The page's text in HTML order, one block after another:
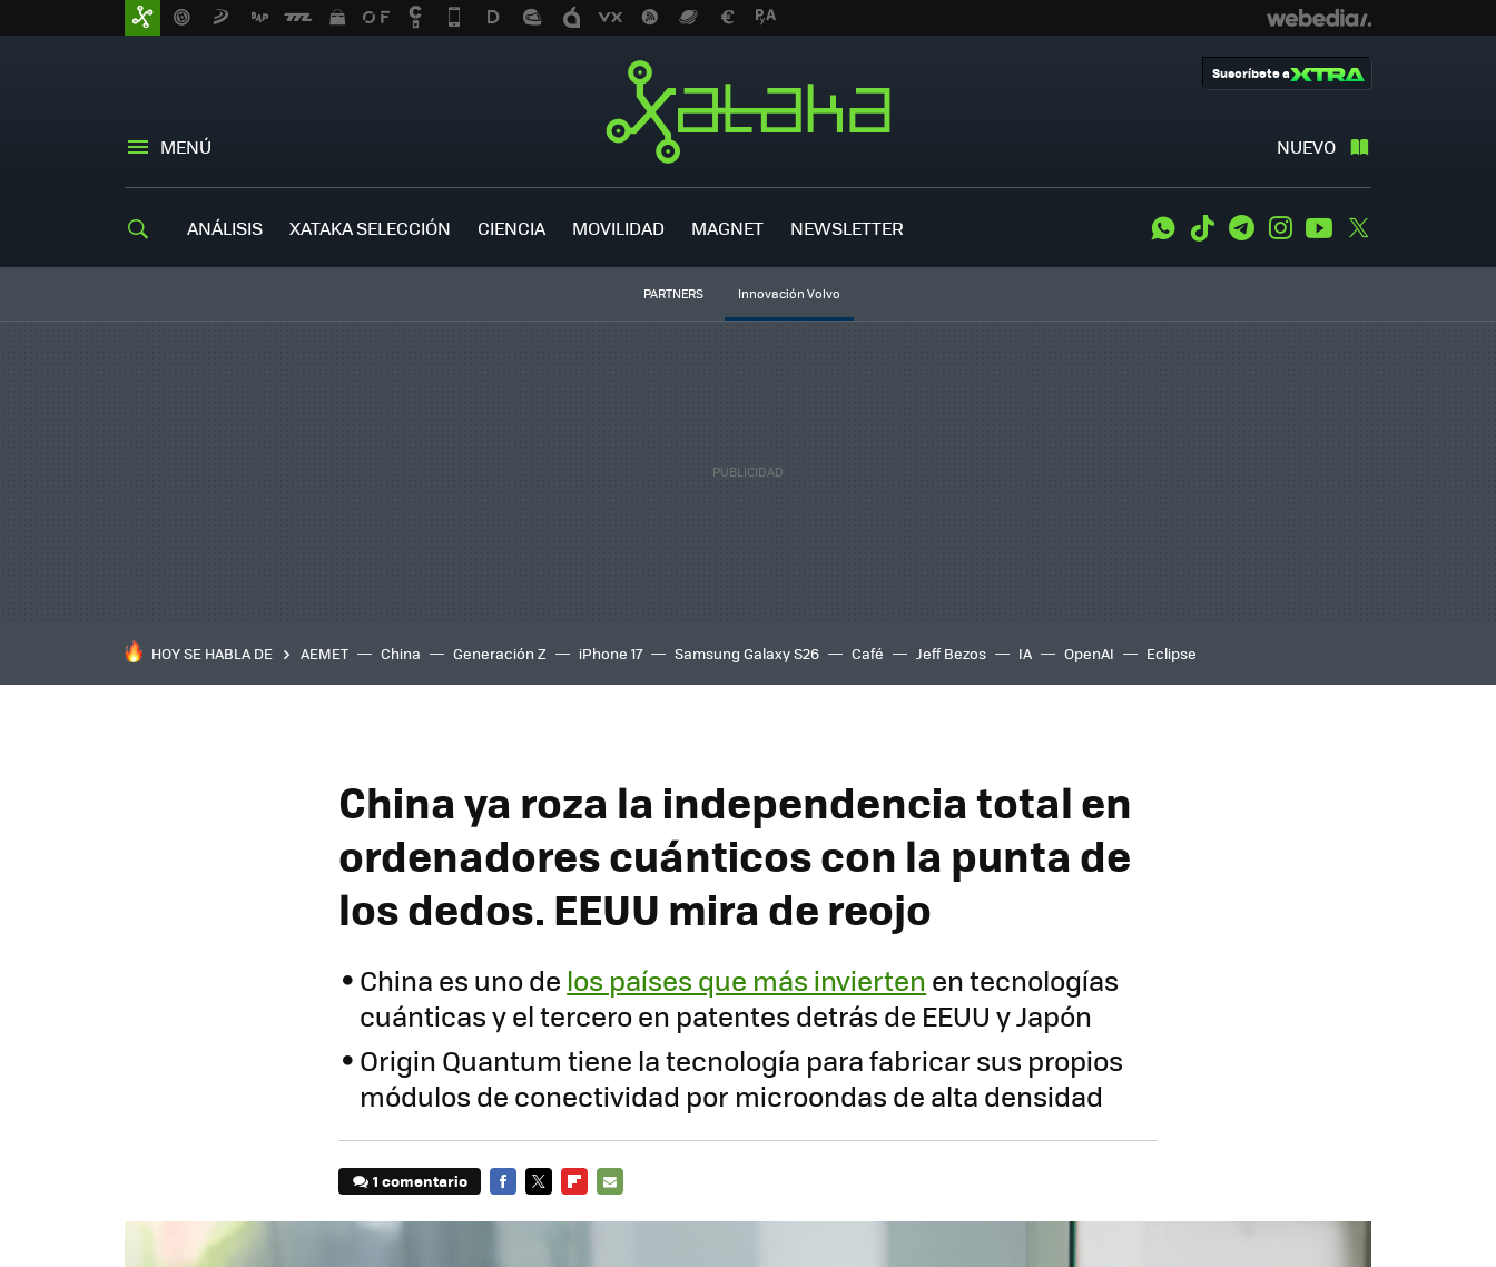
MENÚ NUEVO
Suscríbete a
ANÁLISIS XATAKA SELECCIÓN CIENCIA MOVILIDAD MAGNET NEWSLETTER WhatsApp
Tiktok TelegramInstagramYoutube
PARTNERS Innovación Volvo
HOY SE HABLA DE AEMET China Generación Z iPhone 17 Samsung Galaxy S26 Café Jeff Bezos IA OpenAI Eclipse
China ya roza la independencia total en
ordenadores cuánticos con la punta de
los dedos. EEUU mira de reojo
China es uno de los países que más invierten en tecnologías
cuánticas y el tercero en patentes detrás de EEUU y Japón
Origin Quantum tiene la tecnología para fabricar sus propios
módulos de conectividad por microondas de alta densidad
1 comentario